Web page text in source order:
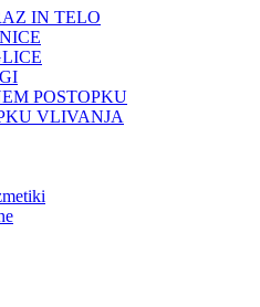
IN TELO
POSTOPKU
VLIVANJA